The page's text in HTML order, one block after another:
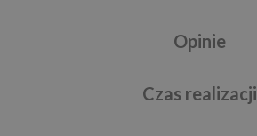
Opinie
Czas realizacji